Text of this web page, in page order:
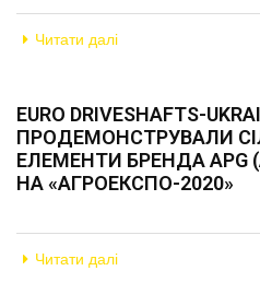
Читати далі
EURO DRIVESHAFTS-
ПРОДЕМОНСТРУВАЛИ
ЕЛЕМЕНТИ БРЕНДА APG
НА «АГРОЕКСПО-2020»
Читати далі